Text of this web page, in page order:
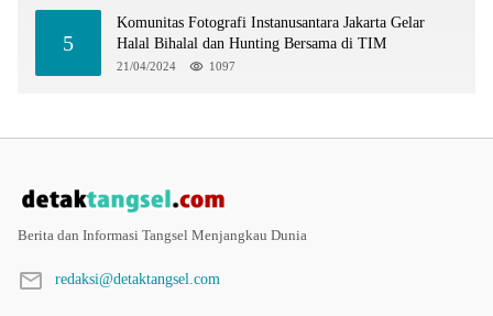
5
Komunitas Fotografi Instanusantara Jakarta Gelar
Halal Bihalal dan Hunting Bersama di TIM
21/04/2024 1097
Berita dan Informasi Tangsel Menjangkau Dunia
redaksi@detaktangsel.com